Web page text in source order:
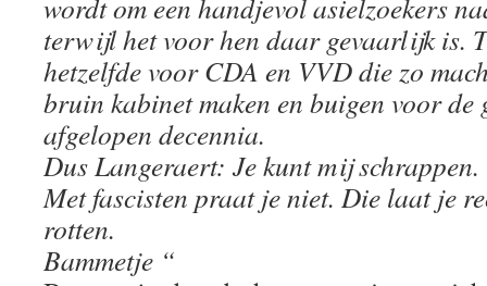
wordt om een handjevol asielzoekers
terwijl het voor hen daar gevaarlijk is.
hetzelfde voor CDA en VVD die zo
bruin kabinet maken en buigen voor de
afgelopen decennia.
Dus Langeraert: Je kunt mij schrappen.
Met fascisten praat je niet. Die laat je
rotten.
Bammetje “